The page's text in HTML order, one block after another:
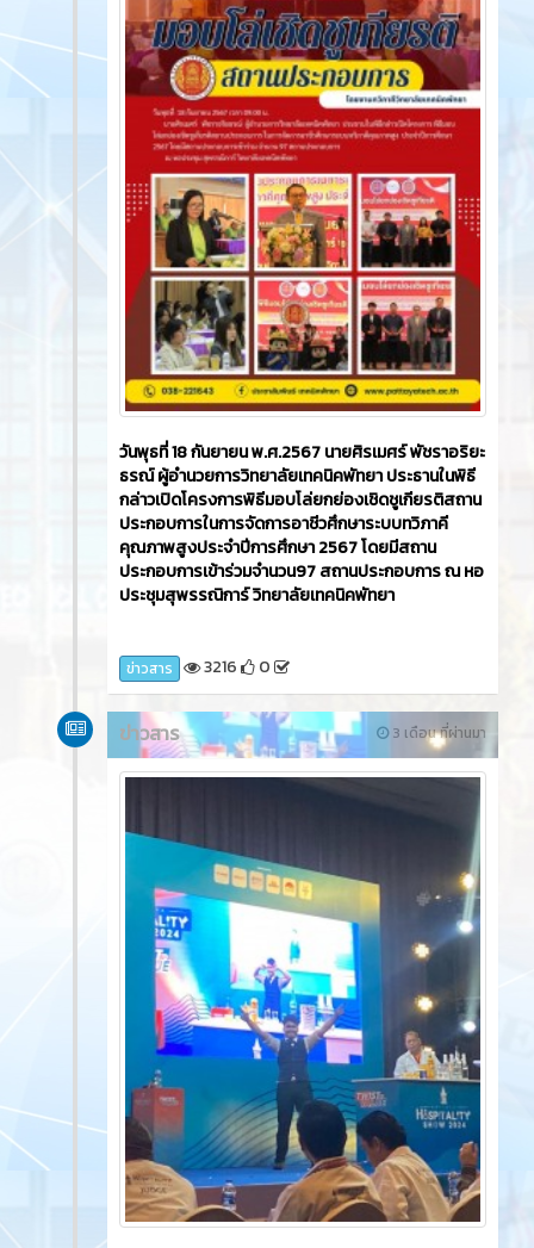
วันพุธที่ 18 กันยายน พ.ศ.2567 นายศิรเมศร์ พัชราอริยะ
ธรณ์ ผู้อำนวยการวิทยาลัยเทคนิคพัทยา ประธานในพิธี
กล่าวเปิดโครงการพิธีมอบโล่ยกย่องเชิดชูเกียรติสถาน
ประกอบการในการจัดการอาชีวศึกษาระบบทวิภาคี
คุณภาพสูงประจำปีการศึกษา 2567 โดยมีสถาน
ประกอบการเข้าร่วมจำนวน97 สถานประกอบการ ณ หอ
ประชุมสุพรรณิการ์ วิทยาลัยเทคนิคพัทยา
ข่าวสาร 3216 0
3 เดือน ที่ผ่านมา
ข่าวสาร